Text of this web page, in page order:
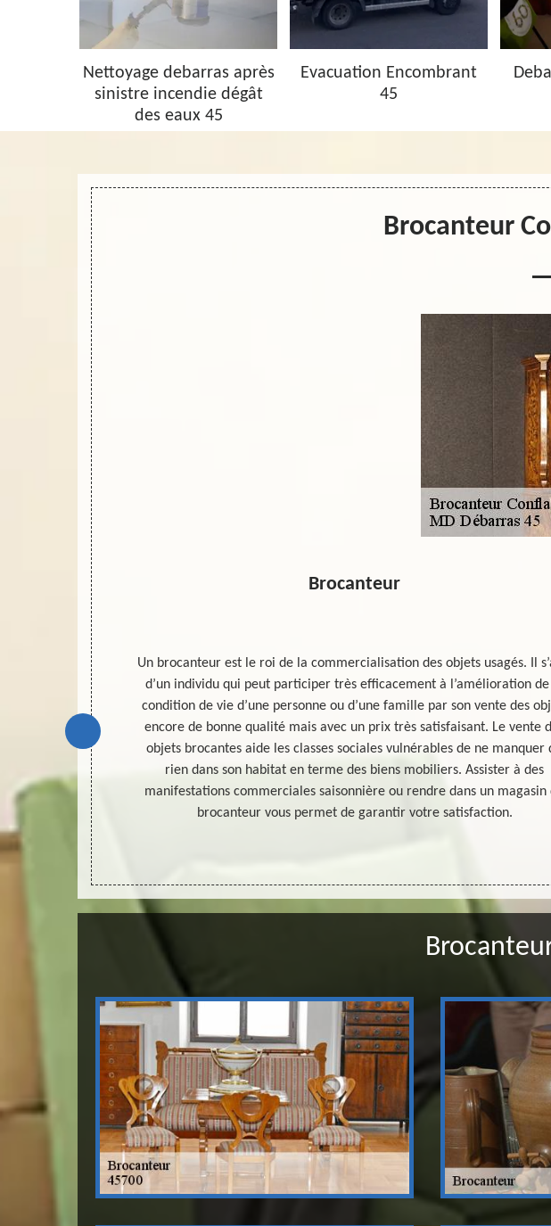
Nettoyage debarras après
sinistre incendie dégât
des eaux 45
Evacuation Encombrant
45
Brocanteur
vos objets
MD
pour
Brocanteur
Un brocanteur est le roi de la commercialisation des objets usagés. Il
d’un individu qui peut participer très efficacement à l’amélioration
condition de vie d’une personne ou d’une famille par son vente des
encore de bonne qualité mais avec un prix très satisfaisant. Le vente
objets brocantes aide les classes sociales vulnérables de ne manquer
rien dans son habitat en terme des biens mobiliers. Assister à des
manifestations commerciales saisonnière ou rendre dans un magasin
brocanteur vous permet de garantir votre satisfaction.